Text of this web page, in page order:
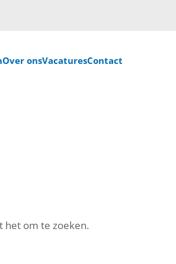
Over onsVacaturesContact
het om te zoeken.